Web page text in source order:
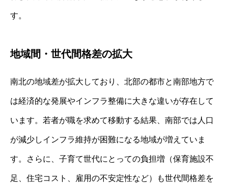
す。
地域間・世代間格差の拡大
南北の地域差が拡大しており、北部の都市と南部地方で
は経済的な発展やインフラ整備に大きな違いが存在して
います。若者が職を求めて移動する結果、南部では人口
が減少しインフラ維持が困難になる地域が増えていま
す。さらに、子育て世代にとっての負担増（保育施設不
足、住宅コスト、雇用の不安定性など）も世代間格差を